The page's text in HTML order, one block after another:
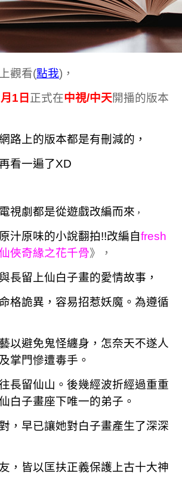
觀看(點我)，
1日 正式在中視/中天開播的版本
路上的版本都是有刪減的，
看一遍了XD
視劇都是從遊戲改編而來 ，
汁原味的小說翻拍!!改編自fresh
俠奇緣之花千骨》，
長留上仙白子畫的愛情故事，
格詭異，容易招惹妖魔。為遵循
以避免鬼怪纏身，怎奈天不遂人
掌門慘遭毒手。
長留仙山。後幾經波折經過重重
白子畫座下唯一的弟子。
，早已讓她對白子畫產生了深深
，皆以匡扶正義保護上古十大神